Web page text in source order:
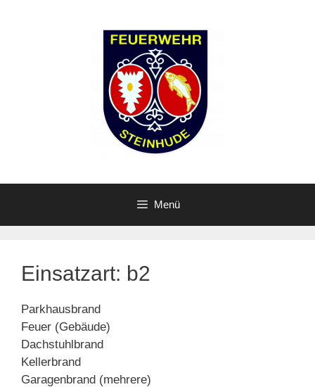
Menü
Einsatzart: b2
Parkhausbrand
Feuer (Gebäude)
Dachstuhlbrand
Kellerbrand
Garagenbrand (mehrere)